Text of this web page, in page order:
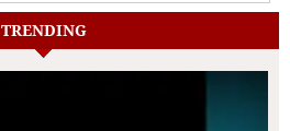
TRENDING